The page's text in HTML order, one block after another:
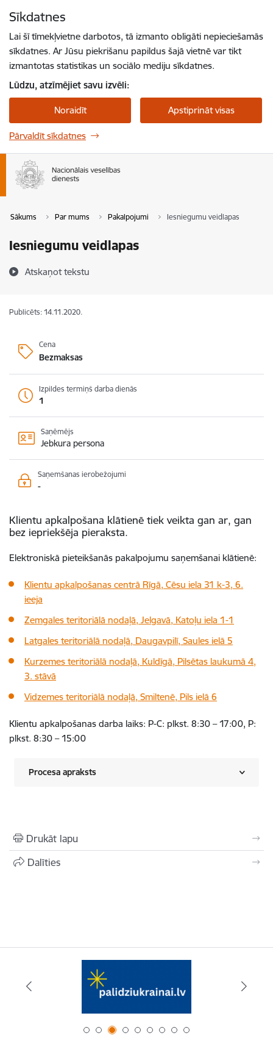
Sīkdatnes
Lai šī tīmekļvietne darbotos, tā izmanto obligāti nepieciešamās
sīkdatnes. Ar Jūsu piekrišanu papildus šajā vietnē var tikt
izmantotas statistikas un sociālo mediju sīkdatnes.
Lūdzu, atzīmējiet savu izvēli:
Noraidīt Apstiprināt visas
Pārvaldīt sīkdatnes
Sākums Par mums Pakalpojumi Iesniegumu veidlapas
Iesniegumu veidlapas
Atskaņot tekstu
Publicēts: 14.11.2020.
Cena
Bezmaksas
Izpildes termiņš darba dienās
1
Saņēmējs
Jebkura persona
Saņemšanas ierobežojumi
-
Klientu apkalpošana klātienē tiek veikta gan ar, gan
bez iepriekšēja pieraksta.
Elektroniskā pieteikšanās pakalpojumu saņemšanai klātienē:
Klientu apkalpošanas centrā Rīgā, Cēsu iela 31 k-3, 6.
ieeja
Zemgales teritoriālā nodaļā, Jelgavā, Katoļu iela 1-1
Latgales teritoriālā nodaļā, Daugavpilī, Saules ielā 5
Kurzemes teritoriālā nodaļā, Kuldīgā, Pilsētas laukumā 4,
3. stāvā
Vidzemes teritoriālā nodaļā, Smiltenē, Pils ielā 6
Klientu apkalpošanas darba laiks: P-C: plkst. 8:30 – 17:00, P:
plkst. 8:30 – 15:00
Procesa apraksts
Drukāt lapu
Dalīties